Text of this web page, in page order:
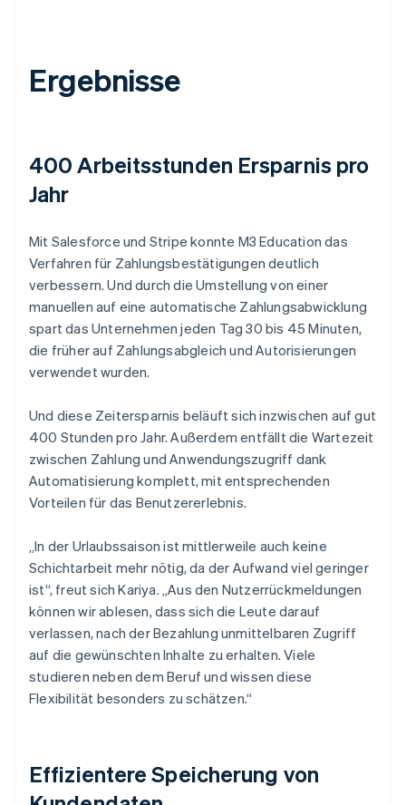
Ergebnisse
400 Arbeitsstunden Ersparnis pro
Jahr
Mit Salesforce und Stripe konnte M3 Education das
Verfahren für Zahlungsbestätigungen deutlich
verbessern. Und durch die Umstellung von einer
manuellen auf eine automatische Zahlungsabwicklung
spart das Unternehmen jeden Tag 30 bis 45 Minuten,
die früher auf Zahlungsabgleich und Autorisierungen
verwendet wurden.
Und diese Zeitersparnis beläuft sich inzwischen auf gut
400 Stunden pro Jahr. Außerdem entfällt die Wartezeit
zwischen Zahlung und Anwendungszugriff dank
Automatisierung komplett, mit entsprechenden
Vorteilen für das Benutzererlebnis.
„In der Urlaubssaison ist mittlerweile auch keine
Schichtarbeit mehr nötig, da der Aufwand viel geringer
ist“, freut sich Kariya. „Aus den Nutzerrückmeldungen
können wir ablesen, dass sich die Leute darauf
verlassen, nach der Bezahlung unmittelbaren Zugriff
auf die gewünschten Inhalte zu erhalten. Viele
studieren neben dem Beruf und wissen diese
Flexibilität besonders zu schätzen.“
Effizientere Speicherung von